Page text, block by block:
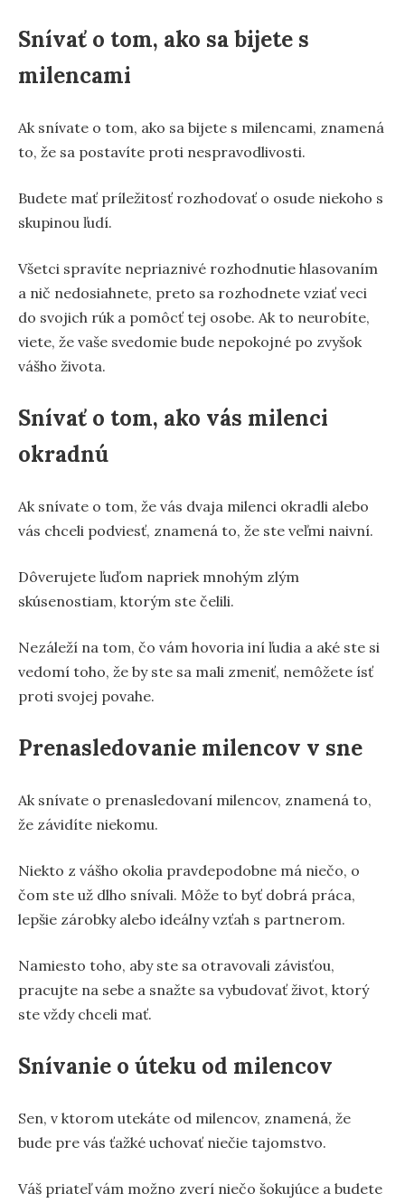
Snívať o tom, ako sa bijete s
milencami
Ak snívate o tom, ako sa bijete s milencami, znamená
to, že sa postavíte proti nespravodlivosti.
Budete mať príležitosť rozhodovať o osude niekoho s
skupinou ľudí.
Všetci spravíte nepriaznivé rozhodnutie hlasovaním
a nič nedosiahnete, preto sa rozhodnete vziať veci
do svojich rúk a pomôcť tej osobe. Ak to neurobíte,
viete, že vaše svedomie bude nepokojné po zvyšok
vášho života.
Snívať o tom, ako vás milenci
okradnú
Ak snívate o tom, že vás dvaja milenci okradli alebo
vás chceli podviesť, znamená to, že ste veľmi naivní.
Dôverujete ľuďom napriek mnohým zlým
skúsenostiam, ktorým ste čelili.
Nezáleží na tom, čo vám hovoria iní ľudia a aké ste si
vedomí toho, že by ste sa mali zmeniť, nemôžete ísť
proti svojej povahe.
Prenasledovanie milencov v sne
Ak snívate o prenasledovaní milencov, znamená to,
že závidíte niekomu.
Niekto z vášho okolia pravdepodobne má niečo, o
čom ste už dlho snívali. Môže to byť dobrá práca,
lepšie zárobky alebo ideálny vzťah s partnerom.
Namiesto toho, aby ste sa otravovali závisťou,
pracujte na sebe a snažte sa vybudovať život, ktorý
ste vždy chceli mať.
Snívanie o úteku od milencov
Sen, v ktorom utekáte od milencov, znamená, že
bude pre vás ťažké uchovať niečie tajomstvo.
Váš priateľ vám možno zverí niečo šokujúce a budete